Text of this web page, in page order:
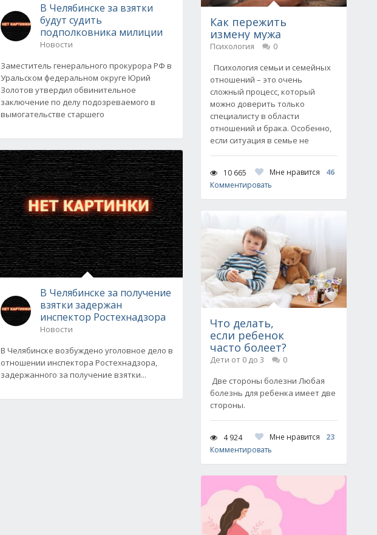
В Челябинске за взятки
будут судить
подполковника милиции
Новости
Заместитель генерального прокурора РФ в
Уральском федеральном округе Юрий
Золотов утвердил обвинительное
заключение по делу подозреваемого в
вымогательстве старшего
В Челябинске за получение
взятки задержан
инспектор Ростехнадзора
Новости
В Челябинске возбуждено уголовное дело в
отношении инспектора Ростехнадзора,
задержанного за получение взятки...
Как пережить
измену мужа
Психология
0
Психология семьи и семейных
отношений – это очень
сложный процесс, который
можно доверить только
специалисту в области
отношений и брака. Особенно,
если ситуация в семье не
10 665 Мне нравится
46
Комментировать
Что делать,
если ребенок
часто болеет?
Дети от 0 до 3
0
Две стороны болезни Любая
болезнь для ребенка имеет две
стороны.
4 924 Мне нравится
23
Комментировать